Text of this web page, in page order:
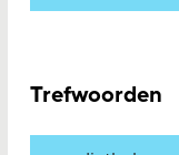
Trefwoorden